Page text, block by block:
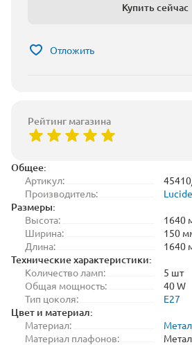
Общее:
Артикул:
Производитель:
Lucide
Размеры:
Высота:
1640
Ширина:
150
Длина:
1640
Технические характеристики:
Количество ламп:
5 шт
Общая мощность:
40 W
Тип цоколя:
E27
Цвет и материал:
Материал:
Материал плафонов:
Купить сейчас
Отложить
Рейтинг магазина